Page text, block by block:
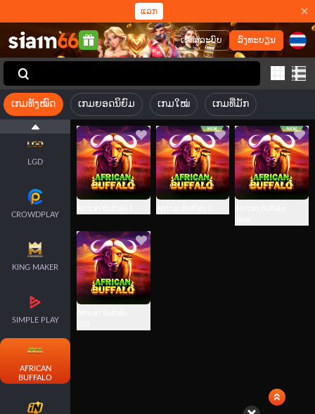
ແລກ
ລົງທະບຽນ
ເຂົ້າສູ່ລະບົບ
ເກມທັງໝົດ ເກມຍອດນິຍົມ ເກມໃໝ່ ເກມທີ່ມັກ
ENDORPHINA
ODIN GAMING
LGD
CROWDPLAY
KING MAKER
SIMPLE PLAY
AFRICAN
BUFFALO